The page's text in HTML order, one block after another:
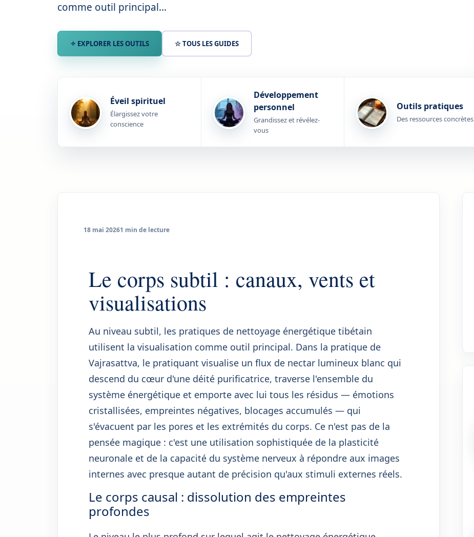
comme outil principal…
✧ EXPLORER LES OUTILS ☆ TOUS LES GUIDES
Éveil spirituel
Élargissez votre
conscience
Développement
personnel
Grandissez et révélez-
vous
Outils pratiques
Des ressources concrètes
18 mai 20261 min de lecture
Le corps subtil : canaux, vents et
visualisations
Au niveau subtil, les pratiques de nettoyage énergétique tibétain
utilisent la visualisation comme outil principal. Dans la pratique de
Vajrasattva, le pratiquant visualise un flux de nectar lumineux blanc qui
descend du cœur d'une déité purificatrice, traverse l'ensemble du
système énergétique et emporte avec lui tous les résidus — émotions
cristallisées, empreintes négatives, blocages accumulés — qui
s'évacuent par les pores et les extrémités du corps. Ce n'est pas de la
pensée magique : c'est une utilisation sophistiquée de la plasticité
neuronale et de la capacité du système nerveux à répondre aux images
internes avec presque autant de précision qu'aux stimuli externes réels.
Le corps causal : dissolution des empreintes
profondes